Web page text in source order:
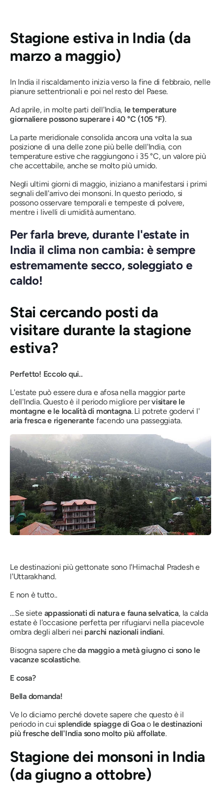
Stagione estiva in India (da
marzo a maggio)
In India il riscaldamento inizia verso la fine di febbraio, nelle
pianure settentrionali e poi nel resto del Paese.
Ad aprile, in molte parti dell'India, le temperature
giornaliere possono superare i 40 °C (105 °F).
La parte meridionale consolida ancora una volta la sua
posizione di una delle zone più belle dell'India, con
temperature estive che raggiungono i 35 °C, un valore più
che accettabile, anche se molto più umido.
Negli ultimi giorni di maggio, iniziano a manifestarsi i primi
segnali dell'arrivo dei monsoni. In questo periodo, si
possono osservare temporali e tempeste di polvere,
mentre i livelli di umidità aumentano.
Per farla breve, durante l'estate in
India il clima non cambia: è sempre
estremamente secco, soleggiato e
caldo!
Stai cercando posti da
visitare durante la stagione
estiva?
Perfetto! Eccolo qui..
L'estate può essere dura e afosa nella maggior parte
dell'India. Questo è il periodo migliore pervisitare le
montagne e le località di montagna. Lì potrete godervi l'
aria fresca e rigenerante facendo una passeggiata.
Le destinazioni più gettonate sono l'Himachal Pradesh e
l'Uttarakhand.
E non è tutto..
…Se sieteappassionati di natura e fauna selvatica, la calda
estate è l'occasione perfetta per rifugiarvi nella piacevole
ombra degli alberi nei parchi nazionali indiani.
Bisogna sapere cheda maggio a metà giugno ci sono le
vacanze scolastiche.
E cosa?
Bella domanda!
Ve lo diciamo perché dovete sapere che questo è il
periodo in cui splendide spiagge di Goao le destinazioni
più fresche dell'India sono molto più affollate.
Stagione dei monsoni in India
(da giugno a ottobre)